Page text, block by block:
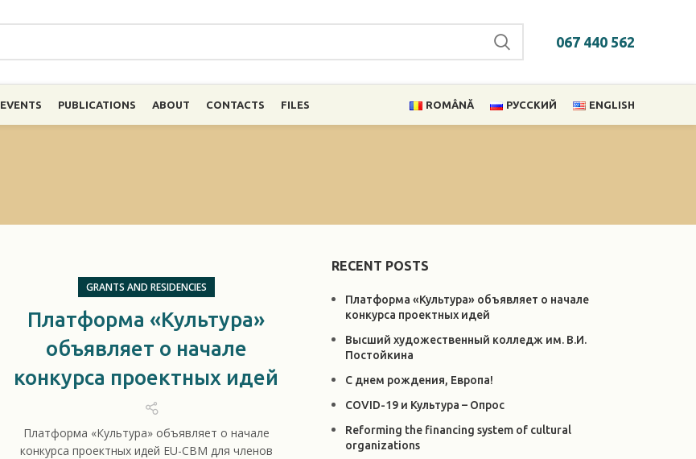
067 440 562
EVENTS PUBLICATIONS ABOUT CONTACTS FILES ROMÂNĂ РУССКИЙ ENGLISH
GRANTS AND RESIDENCIES
Платформа «Культура»
объявляет о начале
конкурса проектных идей
Платформа «Культура» объявляет о начале
конкурса проектных идей EU-CBM для членов
RECENT POSTS
Платформа «Культура» объявляет о начале
конкурса проектных идей
Высший художественный колледж им. В.И.
Постойкина
С днем рождения, Европа!
COVID-19 и Культура – Опрос
Reforming the financing system of cultural
organizations